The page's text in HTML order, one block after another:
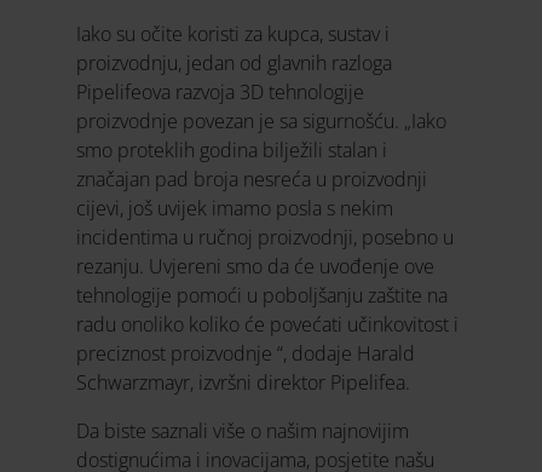
Iako su očite koristi za kupca, sustav i
proizvodnju, jedan od glavnih razloga
Pipelifeova razvoja 3D tehnologije
proizvodnje povezan je sa sigurnošću. „Iako
smo proteklih godina bilježili stalan i
značajan pad broja nesreća u proizvodnji
cijevi, još uvijek imamo posla s nekim
incidentima u ručnoj proizvodnji, posebno u
rezanju. Uvjereni smo da će uvođenje ove
tehnologije pomoći u poboljšanju zaštite na
radu onoliko koliko će povećati učinkovitost i
preciznost proizvodnje “, dodaje Harald
Schwarzmayr, izvršni direktor Pipelifea.
Da biste saznali više o našim najnovijim
dostignućima i inovacijama, posjetite našu